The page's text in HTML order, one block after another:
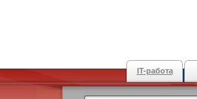
IT-работа